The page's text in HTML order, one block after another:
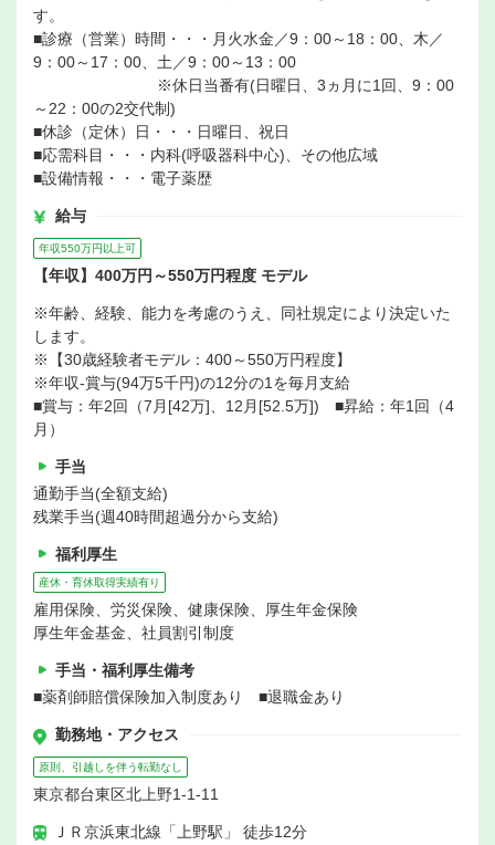
す。
■診療（営業）時間・・・月火水金／9：00～18：00、木／
9：00～17：00、土／9：00～13：00
※休日当番有(日曜日、3ヵ月に1回、9：00
～22：00の2交代制)
■休診（定休）日・・・日曜日、祝日
■応需科目・・・内科(呼吸器科中心)、その他広域
■設備情報・・・電子薬歴
給与
年収550万円以上可
【年収】400万円～550万円程度 モデル
※年齢、経験、能力を考慮のうえ、同社規定により決定いた
します。
※【30歳経験者モデル：400～550万円程度】
※年収-賞与(94万5千円)の12分の1を毎月支給
■賞与：年2回（7月[42万]、12月[52.5万]) ■昇給：年1回（4
月）
手当
通勤手当(全額支給)
残業手当(週40時間超過分から支給)
福利厚生
産休・育休取得実績有り
雇用保険、労災保険、健康保険、厚生年金保険
厚生年金基金、社員割引制度
手当・福利厚生備考
■薬剤師賠償保険加入制度あり ■退職金あり
勤務地・アクセス
原則、引越しを伴う転勤なし
東京都台東区北上野1-1-11
ＪＲ京浜東北線「上野駅」 徒歩12分